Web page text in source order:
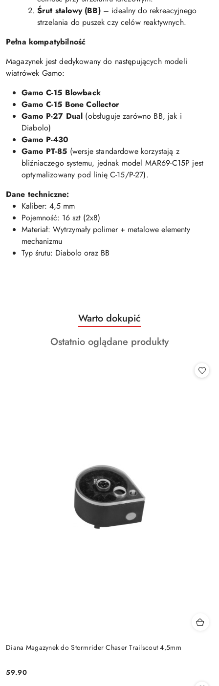
Śrut stalowy (BB)– idealny do rekreacyjnego
strzelania do puszek czy celów reaktywnych.
Pełna kompatybilność
Magazynek jest dedykowany do następujących modeli
wiatrówek Gamo:
Gamo C-15 Blowback
Gamo C-15 Bone Collector
Gamo P-27 Dual (obsługuje zarówno BB, jak i
Diabolo)
Gamo P-430
Gamo PT-85 (wersje standardowe korzystają z
bliźniaczego systemu, jednak model MAR69-C15P jest
optymalizowany pod linię C-15/P-27).
Dane techniczne:
Kaliber: 4,5 mm
Pojemność: 16 szt (2x8)
Materiał: Wytrzymały polimer + metalowe elementy
mechanizmu
Typ śrutu: Diabolo oraz BB
Pomiń karuzelę produktów
Produkty
o
statusie:
Warto dokupić
Produkty
Ostatnio oglądane produkty
Diana Magazynek do Stormrider Chaser Trailscout 4,5mm
Cena:
59.90